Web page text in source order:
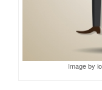
Image by